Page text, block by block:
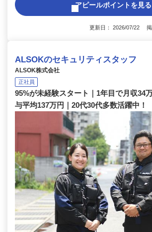
アピールポイントを見る
更新日： 2026/07/22 掲
ALSOKのセキュリティスタッフ
ALSOK株式会社
正社員
95%が未経験スタート｜1年目で月収34
与平均137万円｜20代30代多数活躍中！